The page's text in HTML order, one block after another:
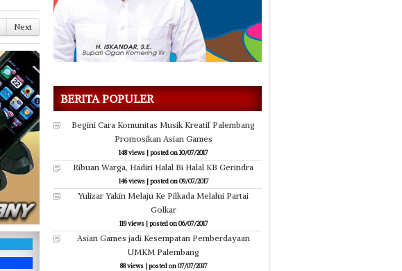
Next
BERITA POPULER
Begini Cara Komunitas Musik Kreatif Palembang
Promosikan Asian Games
148 views |posted on 10/07/2017
Ribuan Warga, Hadiri Halal Bi Halal KB Gerindra
146 views|posted on 09/07/2017
Yulizar Yakin Melaju Ke Pilkada Melalui Partai
Golkar
119 views|posted on 06/07/2017
Asian Games jadi Kesempatan Pemberdayaan
UMKM Palembang
88 views|posted on 07/07/2017